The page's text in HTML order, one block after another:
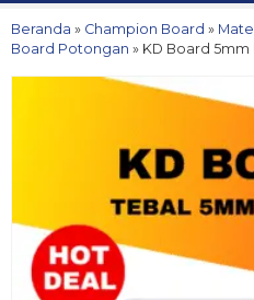
Beranda » Champion Board »
Board Potongan » KD Board 5mm